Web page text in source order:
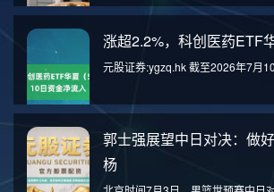
涨超2.2%，科创医药ETF
元股证券:ygzq.hk 截至2026年7月
郭士强展望中日对决：做
杨